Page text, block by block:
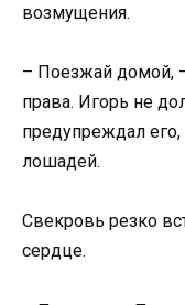
возмущения.
– Поезжай домой,
права. Игорь не
предупреждал
лошадей.
Свекровь резко
сердце.